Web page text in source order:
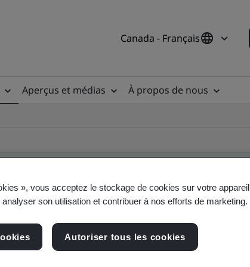
Canada - Français
Aperçus et médias
À propos de nous
», vous acceptez le stockage de cookies sur votre appareil
son utilisation et contribuer à nos efforts de marketing.
Autoriser tous les cookies